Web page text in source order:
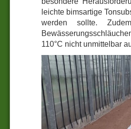
leichte bimsartige
werden sollte.
110°C nicht unmittelbar